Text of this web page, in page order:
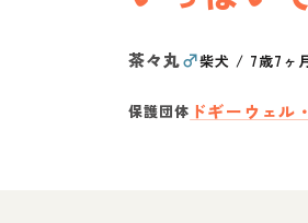
茶々丸♂柴犬 / 7歳7ヶ
保護団体 ドギーウェル